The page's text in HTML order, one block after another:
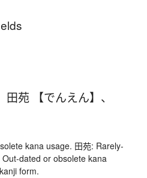
田苑 【でんえん】 、
kana usage. 田苑: Rarely-
dated or obsolete kana
form.